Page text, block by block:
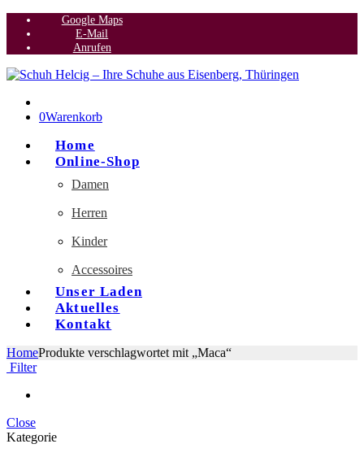
Google Maps
E-Mail
Anrufen
0Warenkorb
Home
Online-Shop
Damen
Herren
Kinder
Accessoires
Unser Laden
Aktuelles
Kontakt
HomeProdukte verschlagwortet mit „Maca“
Filter
Close
Kategorie